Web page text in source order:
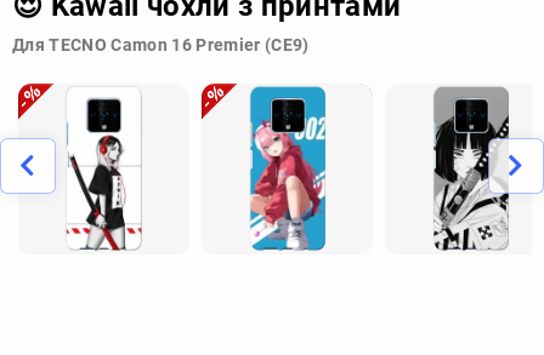
Для TECNO Camon 16 Premier (CE9)